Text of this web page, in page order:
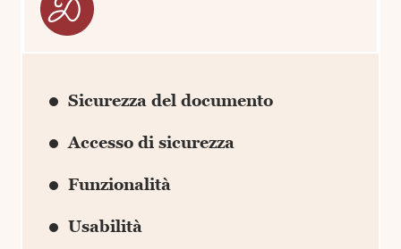
Sicurezza del documento
Accesso di sicurezza
Funzionalità
Usabilità